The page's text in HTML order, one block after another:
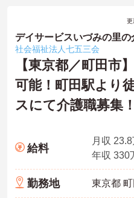
デイサービスいづみの里の
社会福祉法人七五三会
【東京都／町田市
可能！町田駅より
スにて介護職募集！
給料
勤務地